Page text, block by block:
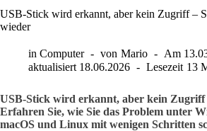
USB-Stick wird erkannt, aber kein Zugriff –
wieder
in Computer von Mario Am
aktualisiert 18.06.2026 Lesezeit 13
USB-Stick wird erkannt, aber kein Zugriff
Erfahren Sie, wie Sie das Problem unter
macOS und Linux mit wenigen Schritten